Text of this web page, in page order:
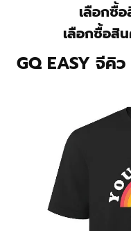
เลือกซื้
เลือกซื้อสิ
GQ EASY จีคิ